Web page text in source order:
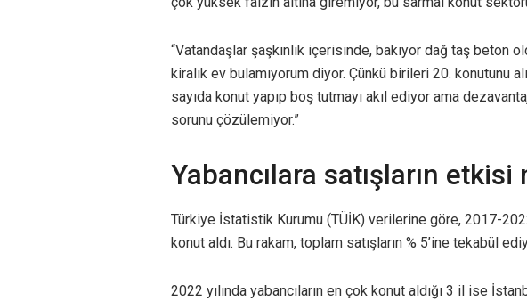
“Vatandaşlar şaşkınlık içerisinde, bakıyor dağ taş beton
kiralık ev bulamıyorum diyor. Çünkü birileri 20. konutunu
sayıda konut yapıp boş tutmayı akıl ediyor ama
sorunu çözülemiyor.”
Yabancılara satışların etkisi
Türkiye İstatistik Kurumu (TÜİK) verilerine göre, 2017-
konut aldı. Bu rakam, toplam satışların % 5’ine tekabül
2022 yılında yabancıların en çok konut aldığı 3 il ise